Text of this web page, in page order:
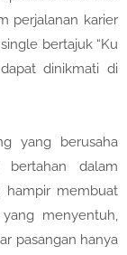
perjalanan karier
bertajuk “Ku
dinikmati di
yang berusaha
bertahan dalam
hampir membuat
menyentuh,
pasangan hanya